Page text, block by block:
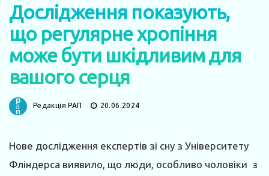
Дослідження показують,
що регулярне хропіння
може бути шкідливим для
вашого серця
Редакція РАП 20.06.2024
Нове дослідження експертів зі сну з Університету
Фліндерса виявило, що люди, особливо чоловіки з